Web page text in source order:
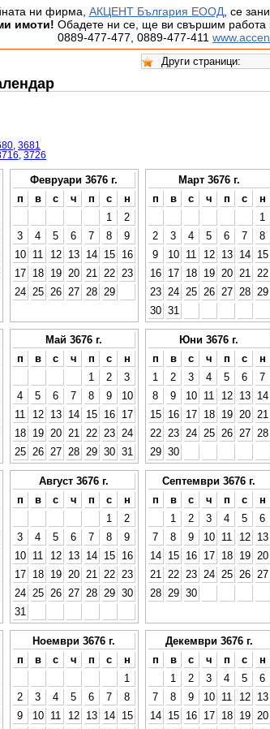
ни фирма, АКЦЕНТ България ЕООД, се
имоти! Обадете ни се, ще ви свършим работа
0889-477-477, 0889-477-411
3681
3726
Февруари 3676 г.
п
в с ч п с
н
1
2
3
4 5 6 7 8
9
10
11 12 13 14 15
16
17
18 19 20 21 22
23
24
25 26 27 28 29
Март 3676 г.
п
в с ч п с
н
1
2
3 4 5 6 7
8
9
10 11 12 13 14
15
16
17 18 19 20 21
22
23
24 25 26 27 28
29
30 31
Май 3676 г.
п
в с ч п с
н
1
2
3
4
5 6 7 8 9
10
11
12 13 14 15 16
17
18
19 20 21 22 23
24
25
26 27 28 29 30 31
Юни 3676 г.
п
в с ч п с
н
1
2 3 4 5 6
7
8
9 10 11 12 13
14
15
16 17 18 19 20
21
22
23 24 25 26 27
28
29 30
Август 3676 г.
п
в с ч п с
н
1
2
3
4 5 6 7 8
9
10
11 12 13 14 15
16
17
18 19 20 21 22
23
24
25 26 27 28 29 30
31
Септември 3676 г.
п
в с ч п с
н
1
2 3 4 5
6
7
8 9 10 11 12
13
14
15 16 17 18 19
20
21
22 23 24 25 26
27
28
29 30
Ноември 3676 г.
п
в с ч п с
н
1
2
3 4 5 6 7
8
9
10 11 12 13 14
15
Декември 3676 г.
п
в с ч п с
н
1
2 3 4 5
6
7
8 9 10 11 12
13
14
15 16 17 18 19
20